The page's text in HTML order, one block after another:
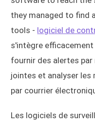
they managed to find
tools - logiciel de
s'intègre
fournir des alertes
jointes et analyser
par courrier
Les logiciels de